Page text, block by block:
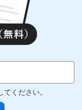
ください。